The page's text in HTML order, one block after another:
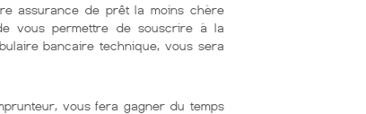
assurance de prêt la moins chère
vous permettre de souscrire à la
bancaire technique, vous sera
vous fera gagner du temps